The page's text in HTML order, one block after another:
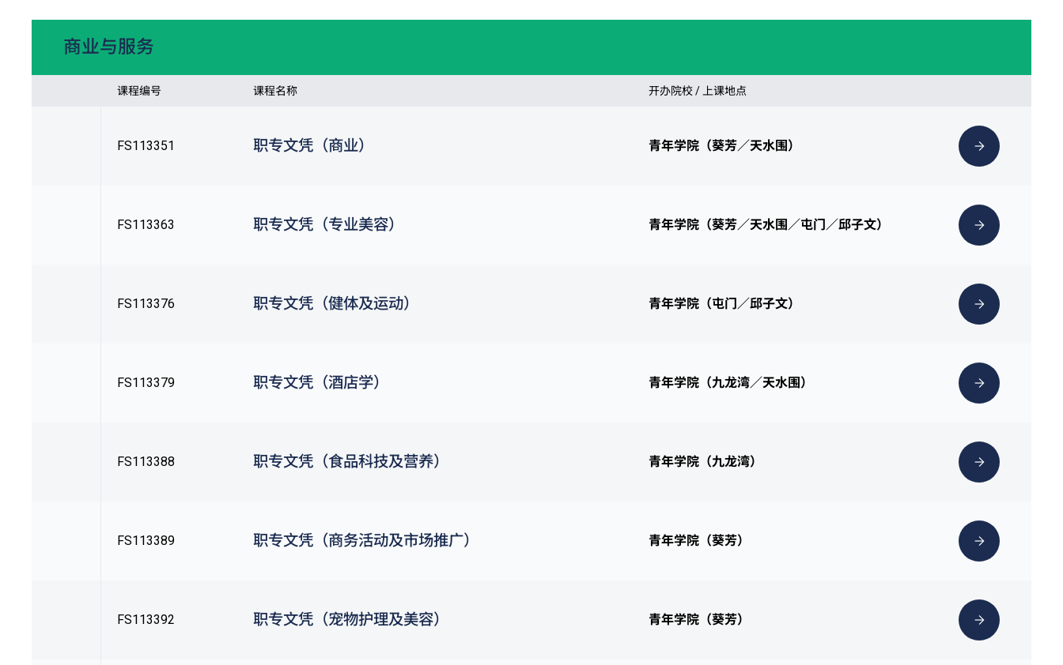
商业与服务
课程编号 课程名称 开办院校 / 上课地点
FS113351 职专文凭（商业） 青年学院（葵芳／天水围）
FS113363 职专文凭（专业美容） 青年学院（葵芳／天水围／屯门／邱子文）
FS113376 职专文凭（健体及运动） 青年学院（屯门／邱子文）
FS113379 职专文凭（酒店学） 青年学院（九龙湾／天水围）
FS113388 职专文凭（食品科技及营养） 青年学院（九龙湾）
FS113389 职专文凭（商务活动及市场推广） 青年学院（葵芳）
FS113392 职专文凭（宠物护理及美容） 青年学院（葵芳）